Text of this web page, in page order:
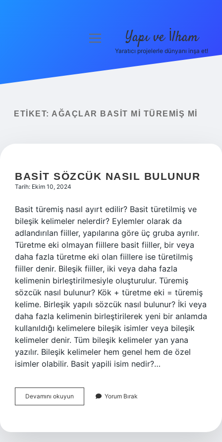
Yasal Uyarı
menüyü
Yapı ve İlham
Yaratıcı projelerle dünyanı inşa et!
ETIKET: AĞAÇLAR BASIT MI TÜREMIŞ MI
BASIT SÖZCÜK NASIL BULUNUR
Tarih: Ekim 10, 2024
Basit türemiş nasıl ayırt edilir? Basit türetilmiş ve
bileşik kelimeler nelerdir? Eylemler olarak da
adlandırılan fiiller, yapılarına göre üç gruba ayrılır.
Türetme eki olmayan fiillere basit fiiller, bir veya
daha fazla türetme eki olan fiillere ise türetilmiş
fiiller denir. Bileşik fiiller, iki veya daha fazla
kelimenin birleştirilmesiyle oluşturulur. Türemiş
sözcük nasıl bulunur? Kök + türetme eki = türemiş
kelime. Birleşik yapılı sözcük nasıl bulunur? İki veya
daha fazla kelimenin birleştirilerek yeni bir anlamda
kullanıldığı kelimelere bileşik isimler veya bileşik
kelimeler denir. Tüm bileşik kelimeler yan yana
yazılır. Bileşik kelimeler hem genel hem de özel
isimler olabilir. Basit yapili isim nedir?…
Devamını okuyun
Sözcük
Yorum Bırak